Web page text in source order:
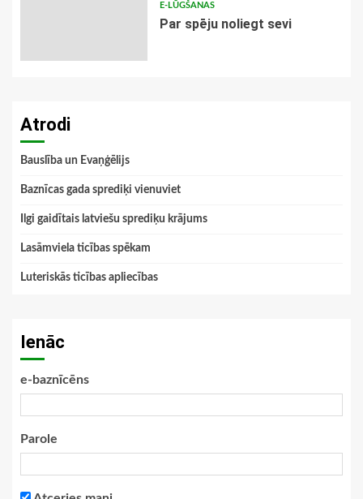
E-LŪGŠANAS
Par spēju noliegt sevi
Atrodi
Bauslība un Evaņģēlijs
Baznīcas gada sprediķi vienuviet
Ilgi gaidītais latviešu sprediķu krājums
Lasāmviela ticības spēkam
Luteriskās ticības apliecības
Ienāc
e-baznīcēns
Parole